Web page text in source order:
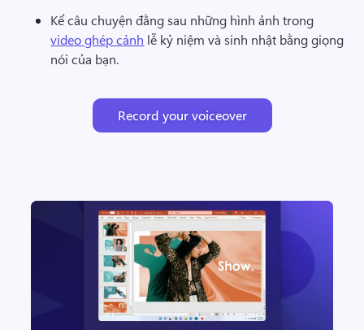
Kể câu chuyện đằng sau những hình ảnh trong
video ghép cảnh lễ kỷ niệm và sinh nhật bằng giọng
nói của bạn.
Record your voiceover